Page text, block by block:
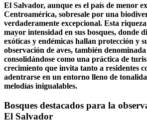
El Salvador, aunque es el país de menor
Centroamérica, sobresale por una
verdaderamente excepcional. Esta
mayor intensidad en sus bosques, donde
exóticas y endémicas hallan protección y
observación de aves, también denominada
consolidándose como una práctica de
crecimiento que invita tanto a residentes
adentrarse en un entorno lleno de
melodías inigualables.
Bosques destacados para la
El Salvador